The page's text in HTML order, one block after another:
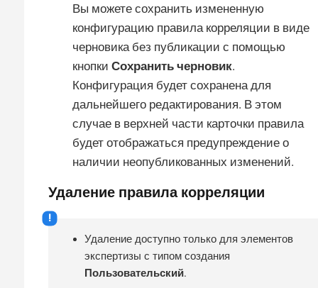
Вы можете сохранить измененную
конфигурацию правила корреляции в виде
черновика без публикации с помощью
кнопки Сохранить черновик.
Конфигурация будет сохранена для
дальнейшего редактирования. В этом
случае в верхней части карточки правила
будет отображаться предупреждение о
наличии неопубликованных изменений.
Удаление правила корреляции
Удаление доступно только для элементов
экспертизы с типом создания
Пользовательский.